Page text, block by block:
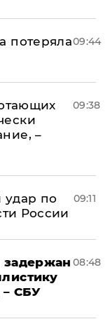
потеряла09:44
–
09:38
удар по
России
09:11
задержан
– СБУ
08:48